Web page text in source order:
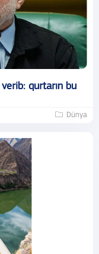
qurtarın bu
Dünya